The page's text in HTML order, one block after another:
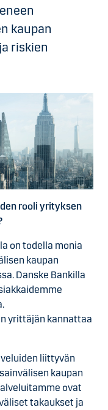
kaupan
riskien
rooli yrityksen
on todella monia
kaupan
Danske Bankilla
yrittäjän kannattaa
liittyvän
kaupan
ovat
takaukset ja